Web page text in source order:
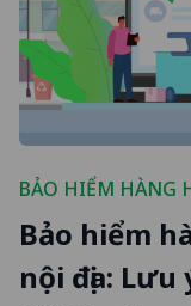
BẢO HIỂM HÀNG
Bảo hiểm
nội địa: